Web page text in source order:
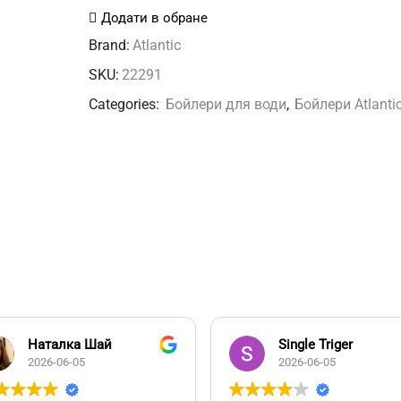
Elite
VM
D400-
2-
Додати в обране
Brand: Atlantic
SKU: 22291
Categories: Бойлери для води, Бойлери
Наталка Шай
2026-06-05
Single Triger
2026-06-05